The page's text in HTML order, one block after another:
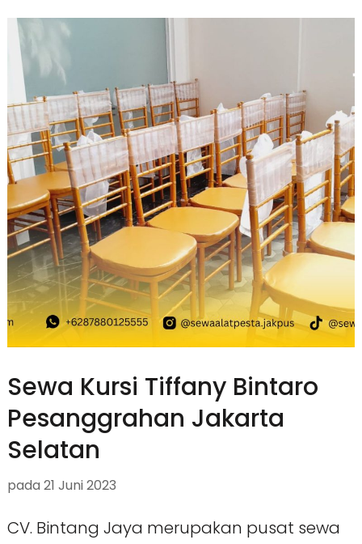
Sewa Kursi Tiffany Bintaro
Pesanggrahan Jakarta
Selatan
pada 21 Juni 2023
CV. Bintang Jaya merupakan pusat sewa